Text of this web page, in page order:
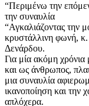
“Περιμένω την
την συναυλία
“Αγκαλιάζοντας την
κρυστάλλινη φωνή,
Δενάρδου.
Για μία ακόμη χρόνια
και ως άνθρωπος,
μια συναυλία
ικανοποίηση και την
απλόχερα.